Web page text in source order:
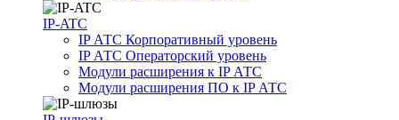
IP-ATC
IP АТС Корпоративный уровень
IP АТС Операторский уровень
Модули расширения к IP АТС
Модули расширения ПО к IP АТС